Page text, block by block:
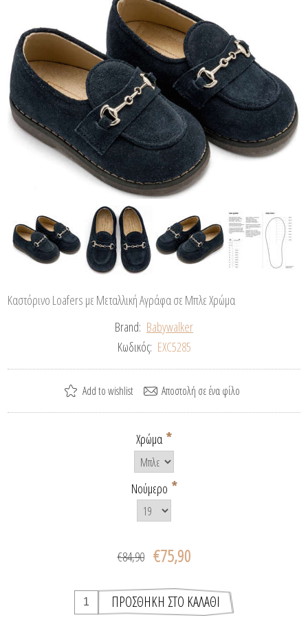
Καστόρινο Loafers με Μεταλλική Αγράφα σε Μπλε Χρώμα
Brand: Babywalker
Κωδικός: EXC5285
Χρώμα *
Νούμερο *
€84,90 €75,90